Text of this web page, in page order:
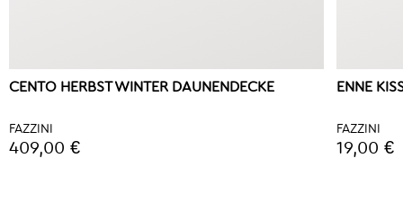
CENTO HERBST WINTER DAUNENDECKE
FAZZINI
409,00 €
ENNE
FAZZINI
19,00 €